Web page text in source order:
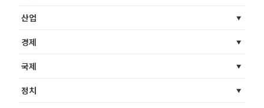
산업
경제
국제
정치